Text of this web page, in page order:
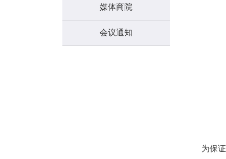
媒体商院
会议通知
为保